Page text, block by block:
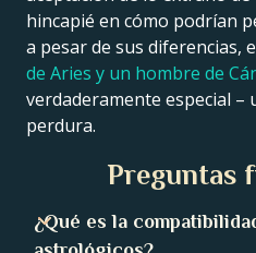
hincapié en cómo podrían
a pesar de sus diferencias,
de Aries y un hombre de
verdaderamente especial –
perdura.
Preguntas
¿Qué es la